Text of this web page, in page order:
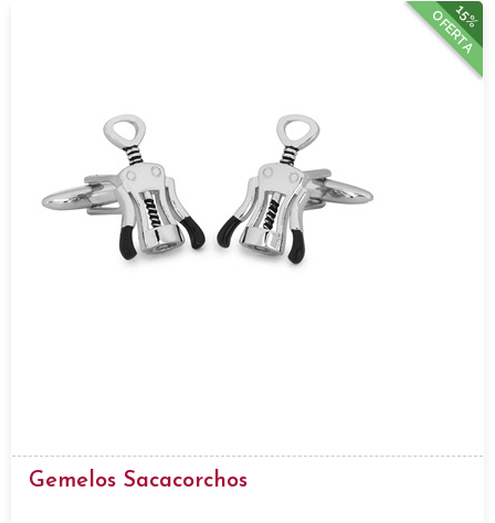
15%
OFERTA
Gemelos Sacacorchos